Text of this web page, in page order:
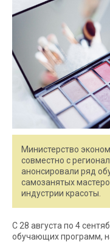
Министерство
совместно с
анонсировали ряд
самозанятых
индустрии красоты.
С 28 августа по 4
обучающих программ,